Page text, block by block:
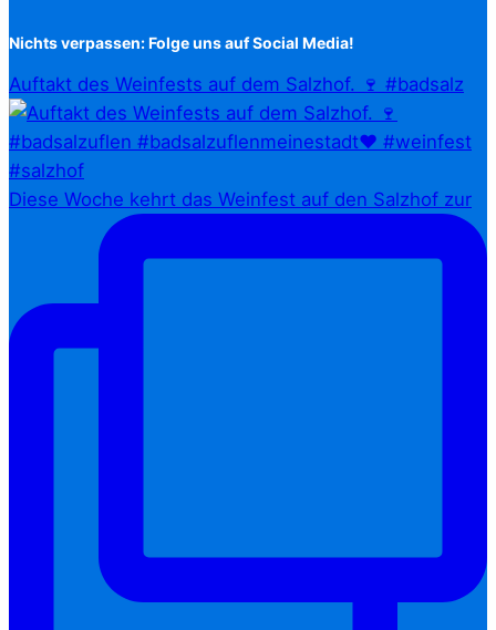
Nichts verpassen: Folge uns auf Social Media!
Auftakt des Weinfests auf dem Salzhof. 🍷 #badsalz
Diese Woche kehrt das Weinfest auf den Salzhof zur